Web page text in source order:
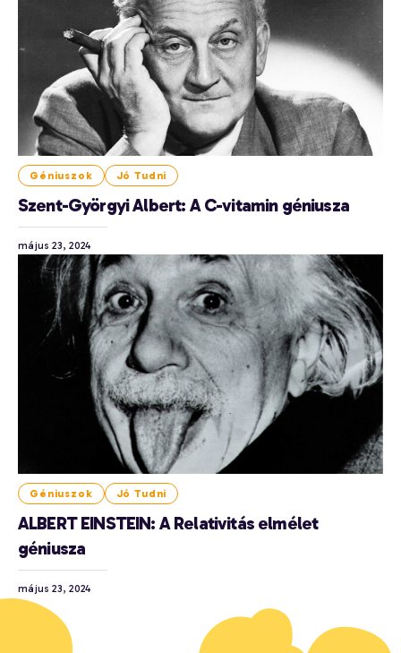
Géniuszok Jó Tudni
Szent-Györgyi Albert: A C-vitamin géniusza
május 23, 2024
Géniuszok Jó Tudni
ALBERT EINSTEIN: A Relativitás elmélet
géniusza
május 23, 2024